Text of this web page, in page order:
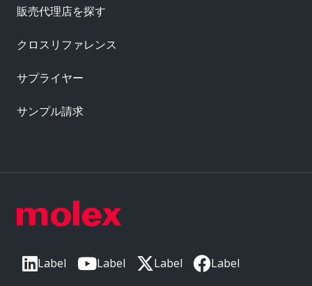
Label Label Label Label
販売代理店を探す
クロスリファレンス
サプライヤー
サンプル請求